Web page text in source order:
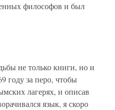
философов и был
не только книги, но и
году за перо, чтобы
лагерях, и описав
язык, я скоро